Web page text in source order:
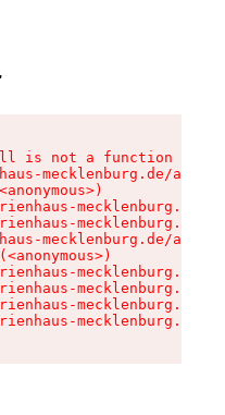
is not a function
mecklenburg.de/
mecklenburg.de/
mecklenburg.de/
mecklenburg.de/
mecklenburg.de/
mecklenburg.de/
mecklenburg.de/
mecklenburg.de/